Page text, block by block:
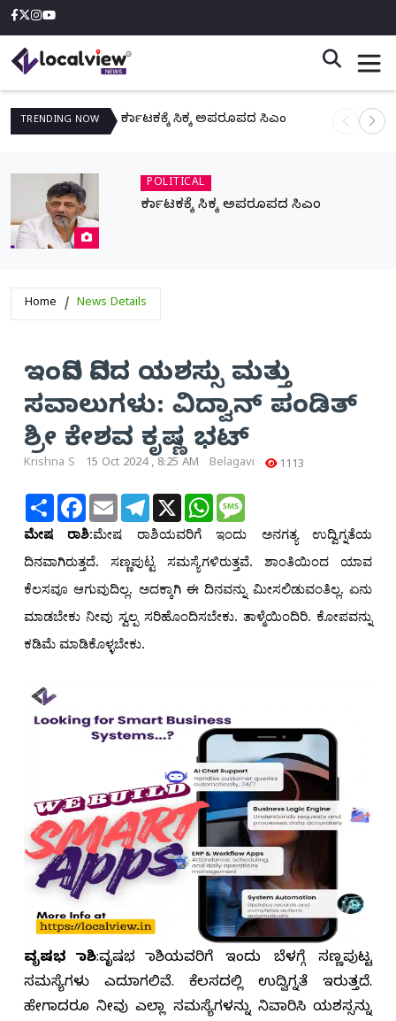
TRENDING NOW ಕರ್ನಾಟಕಕ್ಕೆ ಸಿಕ್ಕ ಅಪರೂಪದ ಸಿಎಂ ನಾಳೆ
POLITICAL
ಕರ್ನಾಟಕಕ್ಕೆ ಸಿಕ್ಕ ಅಪರೂಪದ ಸಿಎಂ
Home News Details
ಇಂದಿನ ದಿನದ ಯಶಸ್ಸು ಮತ್ತು
ಸವಾಲುಗಳು: ವಿದ್ವಾನ್ ಪಂಡಿತ್
ಶ್ರೀ ಕೇಶವ ಕೃಷ್ಣ ಭಟ್
Krishna S 15 Oct 2024 , 8:25 AM Belagavi 1113
ShareFacebook
Email Telegram
X WhatsApp
ಮೇಷ ರಾಶಿ:ಮೇಷ ರಾಶಿಯವರಿಗೆ ಇಂದು ಅನಗತ್ಯ ಉದ್ವಿಗ್ನತೆಯ
ದಿನವಾಗಿರುತ್ತದೆ. ಸಣ್ಣಪುಟ್ಟ ಸಮಸ್ಯೆಗಳಿರುತ್ತವೆ. ಶಾಂತಿಯಿಂದ ಯಾವ
ಕೆಲಸವೂ ಆಗುವುದಿಲ್ಲ. ಅದಕ್ಕಾಗಿ ಈ ದಿನವನ್ನು ಮೀಸಲಿಡುವಂತಿಲ್ಲ. ಏನು
ಮಾಡಬೇಕು ನೀವು ಸ್ವಲ್ಪ ಸರಿಹೊಂದಿಸಬೇಕು. ತಾಳ್ಮೆಯಿಂದಿರಿ. ಕೋಪವನ್ನು
ಕಡಿಮೆ ಮಾಡಿಕೊಳ್ಳಬೇಕು.
ವೃಷಭ ರಾಶಿ:ವೃಷಭ ರಾಶಿಯವರಿಗೆ ಇಂದು ಬೆಳಗ್ಗೆ ಸಣ್ಣಪುಟ್ಟ
ಸಮಸ್ಯೆಗಳು ಎದುರಾಗಲಿವೆ. ಕೆಲಸದಲ್ಲಿ ಉದ್ವಿಗ್ನತೆ ಇರುತ್ತದೆ.
ಹೇಗಾದರೂ ನೀವು ಎಲ್ಲಾ ಸಮಸ್ಯೆಗಳನ್ನು ನಿವಾರಿಸಿ ಯಶಸ್ಸನ್ನು